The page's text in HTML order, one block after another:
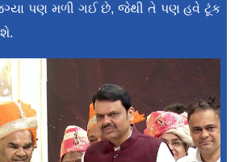
પણ મળી ગઈ છે, જેથી તે પણ હવે ટૂંક